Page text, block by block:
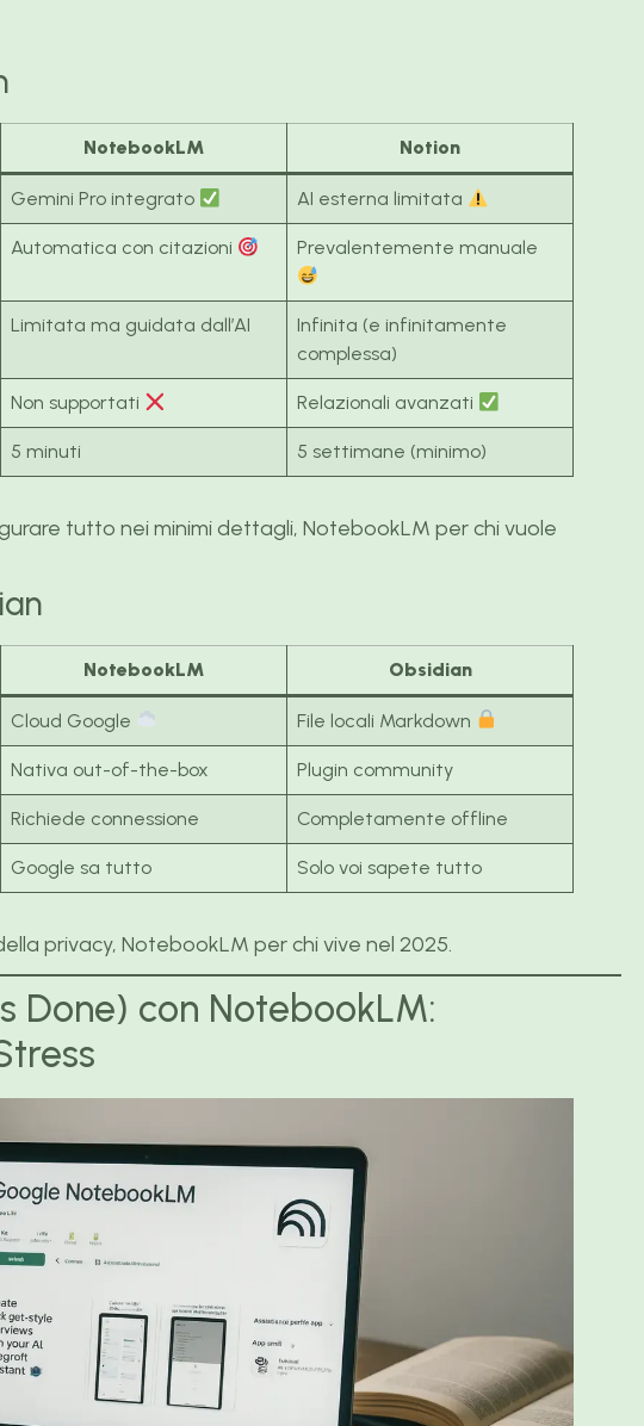
NotebookLM Notion
Gemini Pro integrato AI esterna limitata
Automatica con citazioni Prevalentemente manuale
Limitata ma guidata dall’AI
Infinita (e infinitamente
complessa)
Non supportati Relazionali avanzati
5 minuti 5 settimane (minimo)
tutto nei minimi dettagli, NotebookLM per chi vuole
NotebookLM Obsidian
Cloud Google File locali Markdown
Nativa out-of-the-box Plugin community
Richiede connessione Completamente offline
Google sa tutto Solo voi sapete tutto
privacy, NotebookLM per chi vive nel 2025.
Done) con NotebookLM: